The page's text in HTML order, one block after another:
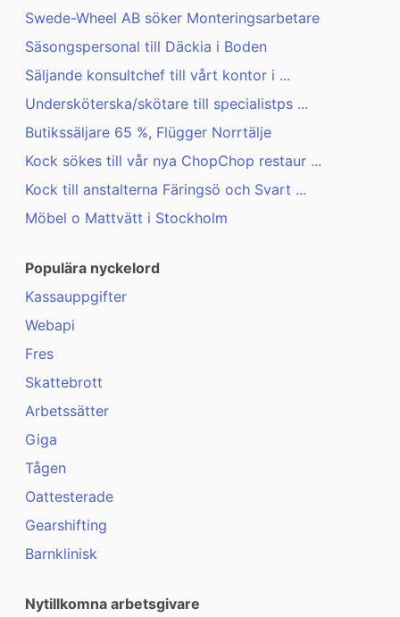
Swede-Wheel AB söker Monteringsarbetare
Säsongspersonal till Däckia i Boden
Säljande konsultchef till vårt kontor i ...
Undersköterska/skötare till specialistps ...
Butikssäljare 65 %, Flügger Norrtälje
Kock sökes till vår nya ChopChop restaur ...
Kock till anstalterna Färingsö och Svart ...
Möbel o Mattvätt i Stockholm
Populära nyckelord
Kassauppgifter
Webapi
Fres
Skattebrott
Arbetssätter
Giga
Tågen
Oattesterade
Gearshifting
Barnklinisk
Nytillkomna arbetsgivare